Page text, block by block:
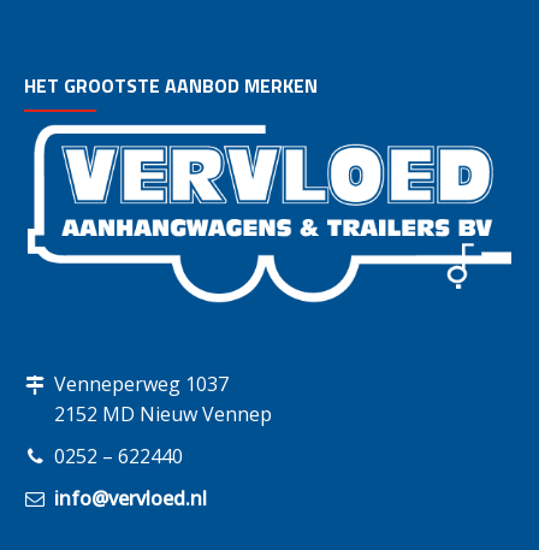
HET GROOTSTE AANBOD MERKEN
Venneperweg 1037
2152 MD Nieuw Vennep
0252 – 622440
info@vervloed.nl